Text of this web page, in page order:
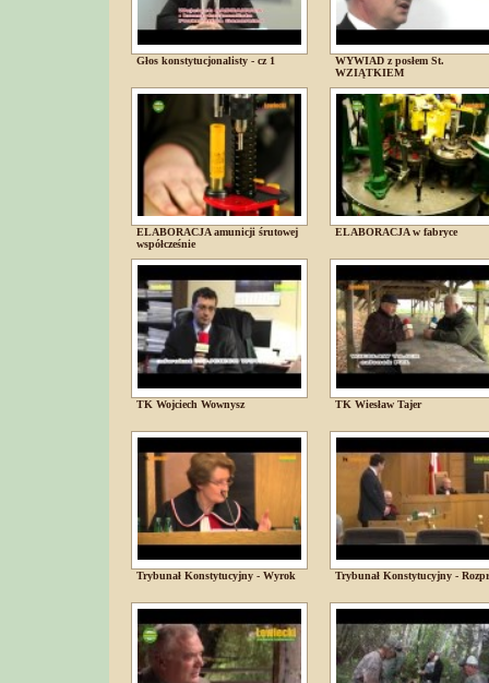
Głos konstytucjonalisty - cz 1
WYWIAD z posłem St.
WZIĄTKIEM
ELABORACJA amunicji śrutowej
współcześnie
ELABORACJA w fabryce
TK Wojciech Wownysz TK Wiesław Tajer
Trybunał Konstytucyjny - Wyrok Trybunał Konstytucyjny -